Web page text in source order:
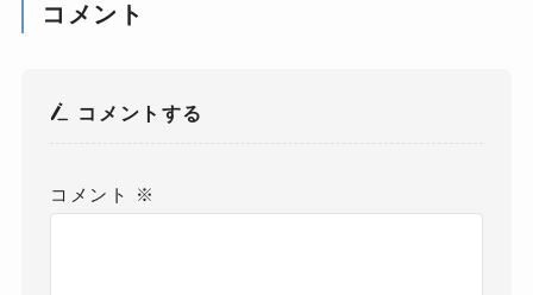
コメント
コメントする
コメント ※